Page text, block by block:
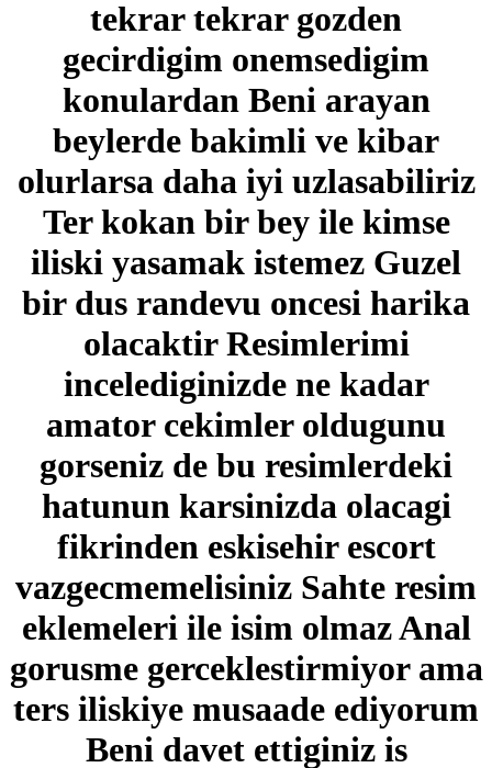
tekrar tekrar gozden
gecirdigim onemsedigim
konulardan Beni arayan
beylerde bakimli ve kibar
olurlarsa daha iyi uzlasabiliriz
Ter kokan bir bey ile kimse
iliski yasamak istemez Guzel
bir dus randevu oncesi harika
olacaktir Resimlerimi
incelediginizde ne kadar
amator cekimler oldugunu
gorseniz de bu resimlerdeki
hatunun karsinizda olacagi
fikrinden eskisehir escort
vazgecmemelisiniz Sahte resim
eklemeleri ile isim olmaz Anal
gorusme gerceklestirmiyor ama
ters iliskiye musaade ediyorum
Beni davet ettiginiz is